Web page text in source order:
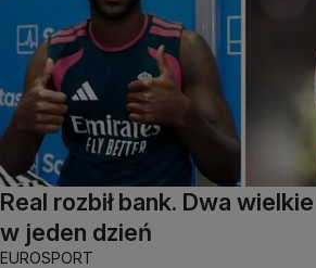
Real rozbił bank. Dwa
w jeden dzień
EUROSPORT